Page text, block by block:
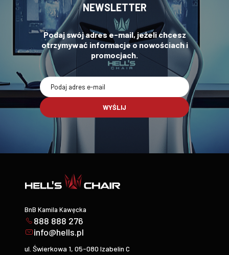
NEWSLETTER
Podaj swój adres e-mail, jeżeli chcesz
otrzymywać informacje o nowościach i
promocjach.
WYŚLIJ
BnB Kamila Kawęcka
888 888 276
info@hells.pl
ul. Świerkowa 1, 05-080 Izabelin C